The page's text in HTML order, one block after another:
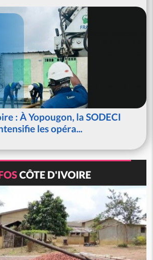
: À Yopougon, la SODECI
les opéra...
CÔTE D'IVOIRE